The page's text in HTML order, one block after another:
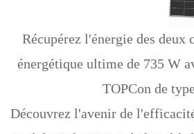
Récupérez l'énergie des deux
énergétique ultime de 735 W
TOPCon de
Découvrez l'avenir de